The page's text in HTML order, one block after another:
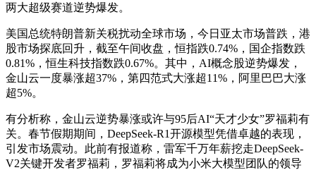
两大超级赛道逆势爆发。
美国总统特朗普新关税扰动全球市场，今日亚太市场普跌，港
股市场探底回升，截至午间收盘，恒指跌0.74%，国企指数跌
0.81%，恒生科技指数跌0.67%。其中，AI概念股逆势爆发，
金山云一度暴涨超37%，第四范式大涨超11%，阿里巴巴大涨
超5%。
有分析称，金山云逆势暴涨或许与95后AI“天才少女”罗福莉有
关。春节假期期间，DeepSeek-R1开源模型凭借卓越的表现，
引发市场震动。此前有报道称，雷军千万年薪挖走DeepSeek-
V2关键开发者罗福莉，罗福莉将成为小米大模型团队的领导